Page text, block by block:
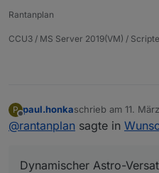
Rantanplan
CCU3 / MS Server 2019(VM) /
P
Offline
paul.honkaschrieb am 11.
zuletzt editiert von
@rantanplan sagte in
Dynamischer Astro-